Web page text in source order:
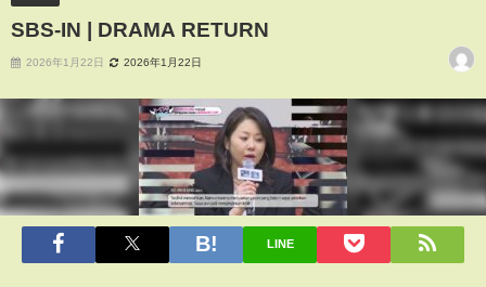
SBS-IN | DRAMA RETURN
2026年1月22日 2026年1月22日
LINE